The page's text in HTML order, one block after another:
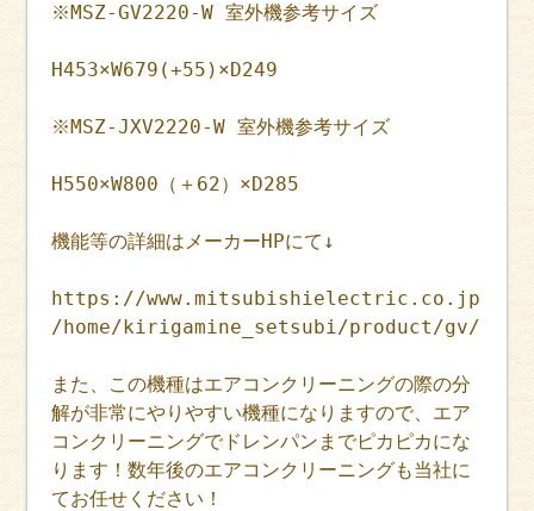
※MSZ-GV2220-W 室外機参考サイズ
H453×W679(+55)×D249
※MSZ-JXV2220-W 室外機参考サイズ
H550×W800（＋62）×D285
機能等の詳細はメーカーHPにて↓
https://www.mitsubishielectric.co.jp
/home/kirigamine_setsubi/product/gv/
また、この機種はエアコンクリーニングの際の分
解が非常にやりやすい機種になりますので、エア
コンクリーニングでドレンパンまでピカピカにな
ります！数年後のエアコンクリーニングも当社に
てお任せください！